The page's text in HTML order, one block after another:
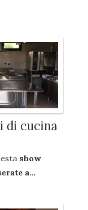
di cucina
show
a...